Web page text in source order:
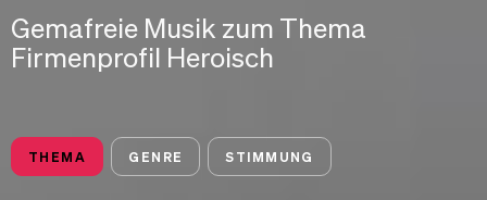
Gemafreie Musik zum Thema
Firmenprofil Heroisch
THEMA GENRE STIMMUNG